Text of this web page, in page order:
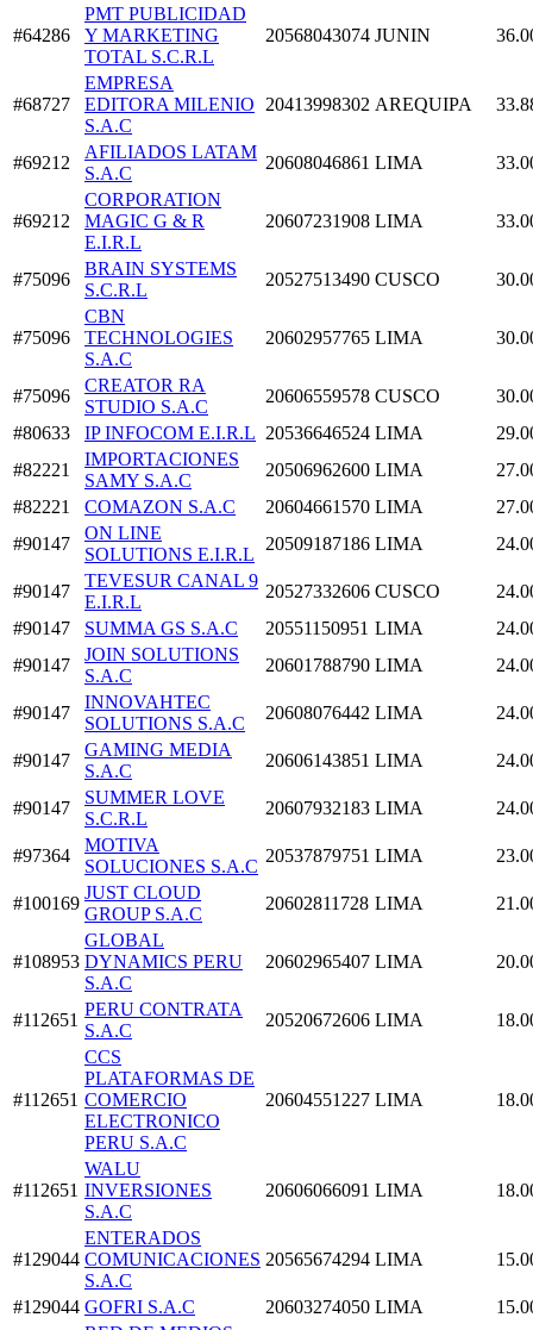
#64286
PMT PUBLICIDAD
Y MARKETING
TOTAL S.C.R.L
20568043074 JUNIN
#68727
EMPRESA
EDITORA MILENIO
S.A.C
20413998302 AREQUIPA
#69212
AFILIADOS LATAM
S.A.C
20608046861 LIMA
#69212
CORPORATION
MAGIC G & R
E.I.R.L
20607231908 LIMA
#75096
BRAIN SYSTEMS
S.C.R.L
20527513490 CUSCO
#75096
CBN
TECHNOLOGIES
S.A.C
20602957765 LIMA
#75096
CREATOR RA
STUDIO S.A.C
20606559578 CUSCO
#80633
IP INFOCOM E.I.R.L 20536646524 LIMA
#82221
IMPORTACIONES
SAMY S.A.C
20506962600 LIMA
#82221
COMAZON S.A.C 20604661570 LIMA
#90147
ON LINE
SOLUTIONS E.I.R.L
20509187186 LIMA
#90147
TEVESUR CANAL 9
E.I.R.L
20527332606 CUSCO
#90147
SUMMA GS S.A.C 20551150951 LIMA
#90147
JOIN SOLUTIONS
S.A.C
20601788790 LIMA
#90147
INNOVAHTEC
SOLUTIONS S.A.C
20608076442 LIMA
#90147
GAMING MEDIA
S.A.C
20606143851 LIMA
#90147
SUMMER LOVE
S.C.R.L
20607932183 LIMA
#97364
MOTIVA
SOLUCIONES S.A.C
20537879751 LIMA
#100169
JUST CLOUD
GROUP S.A.C
20602811728 LIMA
#108953
GLOBAL
DYNAMICS PERU
S.A.C
20602965407 LIMA
#112651
PERU CONTRATA
S.A.C
20520672606 LIMA
#112651
CCS
PLATAFORMAS DE
COMERCIO
ELECTRONICO
PERU S.A.C
20604551227 LIMA
#112651
WALU
INVERSIONES
S.A.C
20606066091 LIMA
#129044
ENTERADOS
COMUNICACIONES
S.A.C
20565674294 LIMA
#129044 GOFRI S.A.C 20603274050 LIMA